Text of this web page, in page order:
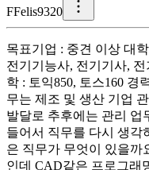
FFelis9320
목표기업 : 중견 이상 대
전기기능사, 전기기사,
학 : 토익850, 토스160 경
무는 제조 및 생산 기업
발달로 추후에는 관리 업
들어서 직무를 다시 생각
은 직무가 무엇이 있을까
인데 CAD같은 프로그래